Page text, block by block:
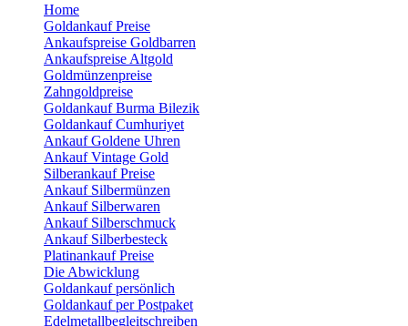
Home
Goldankauf Preise
Ankaufspreise Goldbarren
Ankaufspreise Altgold
Goldmünzenpreise
Zahngoldpreise
Goldankauf Burma Bilezik
Goldankauf Cumhuriyet
Ankauf Goldene Uhren
Ankauf Vintage Gold
Silberankauf Preise
Ankauf Silbermünzen
Ankauf Silberwaren
Ankauf Silberschmuck
Ankauf Silberbesteck
Platinankauf Preise
Die Abwicklung
Goldankauf persönlich
Goldankauf per Postpaket
Edelmetallbegleitschreiben